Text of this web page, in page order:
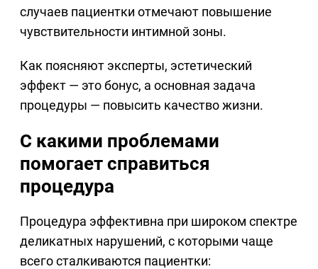
случаев пациентки отмечают повышение
чувствительности интимной зоны.
Как поясняют эксперты, эстетический
эффект — это бонус, а основная задача
процедуры — повысить качество жизни.
С какими проблемами
помогает справиться
процедура
Процедура эффективна при широком спектре
деликатных нарушений, с которыми чаще
всего сталкиваются пациентки: